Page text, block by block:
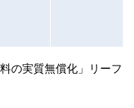
の実質無償化」リーフ